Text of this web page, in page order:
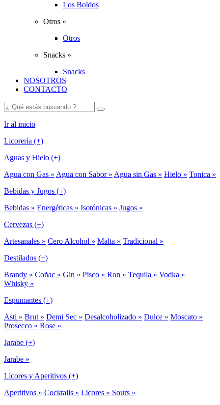
Los Boldos
Otros »
Otros
Snacks »
Snacks
NOSOTROS
CONTACTO
Ir al inicio
Licorería (+)
Aguas y Hielo (+)
Agua con Gas » Agua con Sabor » Agua sin Gas » Hielo » Tonica »
Bebidas y Jugos (+)
Bebidas » Energéticas » Isotónicas » Jugos »
Cervezas (+)
Artesanales » Cero Alcohol » Malta » Tradicional »
Destilados (+)
Brandy » Coñac » Gin » Pisco » Ron » Tequila » Vodka »
Whisky »
Espumantes (+)
Asti » Brut » Demi Sec » Desalcoholizado » Dulce » Moscato »
Prosecco » Rose »
Jarabe (+)
Jarabe »
Licores y Aperitivos (+)
Aperitivos » Cocktails » Licores » Sours »